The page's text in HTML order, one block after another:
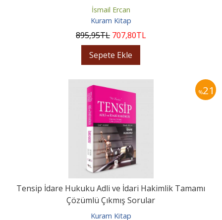
İsmail Ercan
Kuram Kitap
895,95TL 707,80TL
Sepete Ekle
%21
Tensip İdare Hukuku Adli ve İdari Hakimlik Tamamı
Çözümlü Çıkmış Sorular
Kuram Kitap